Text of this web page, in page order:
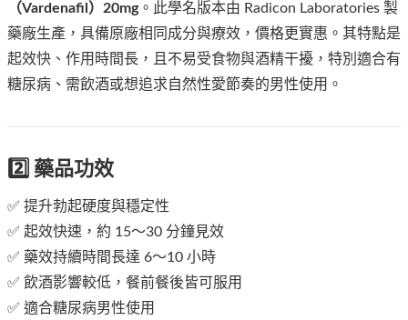
（Vardenafil）20mg。此學名版本由 Radicon Laboratories 製
藥廠生產，具備原廠相同成分與療效，價格更實惠。其特點是
起效快、作用時間長，且不易受食物與酒精干擾，特別適合有
糖尿病、需飲酒或想追求自然性愛節奏的男性使用。
2️⃣ 藥品功效
✅ 提升勃起硬度與穩定性
✅ 起效快速，約 15～30 分鐘見效
✅ 藥效持續時間長達 6～10 小時
✅ 飲酒影響較低，餐前餐後皆可服用
✅ 適合糖尿病男性使用